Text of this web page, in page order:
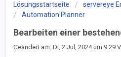
Lösungsstartseite
servereye
Automation Planner
Bearbeiten einer
Geändert am: Di, 2 Jul, 2024 um 9:29